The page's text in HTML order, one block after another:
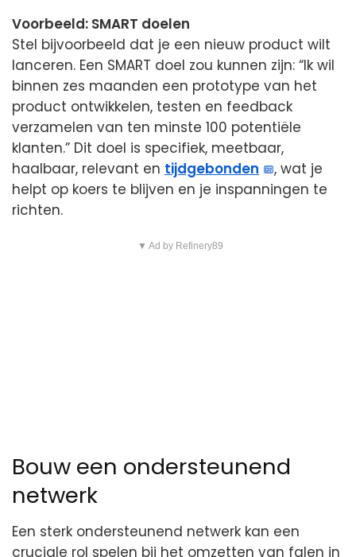
Voorbeeld: SMART doelen
Stel bijvoorbeeld dat je een nieuw product wilt
lanceren. Een SMART doel zou kunnen zijn: “Ik wil
binnen zes maanden een prototype van het
product ontwikkelen, testen en feedback
verzamelen van ten minste 100 potentiële
klanten.” Dit doel is specifiek, meetbaar,
haalbaar, relevant en tijdgebonden
, wat je
helpt op koers te blijven en je inspanningen te
richten.
▼ Ad by Refinery89
Bouw een ondersteunend
netwerk
Een sterk ondersteunend netwerk kan een
cruciale rol spelen bij het omzetten van falen in